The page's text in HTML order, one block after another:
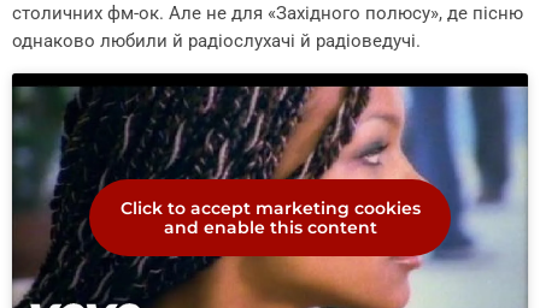
столичних фм-ок. Але не для «Західного полюсу», де пісню
однаково любили й радіослухачі й радіоведучі.
Click to accept marketing cookies
and enable this content